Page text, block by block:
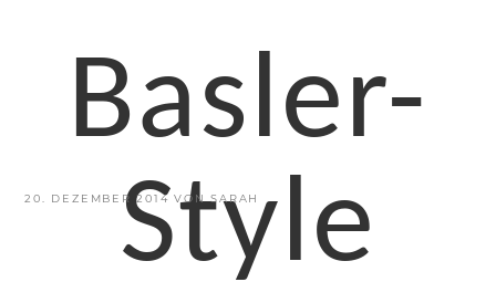
VERÖFFENTLICHT
20. DEZEMBER 2014 VONSARAH
Basler-
Style